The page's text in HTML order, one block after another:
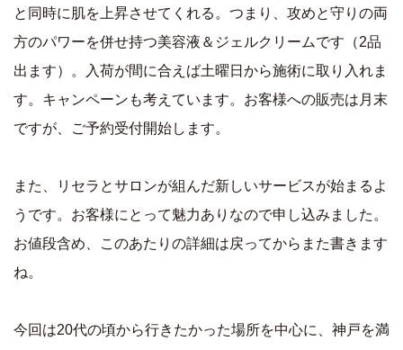
と同時に肌を上昇させてくれる。つまり、攻めと守りの両
方のパワーを併せ持つ美容液＆ジェルクリームです（2品
出ます）。入荷が間に合えば土曜日から施術に取り入れま
す。キャンペーンも考えています。お客様への販売は月末
ですが、ご予約受付開始します。
また、リセラとサロンが組んだ新しいサービスが始まるよ
うです。お客様にとって魅力ありなので申し込みました。
お値段含め、このあたりの詳細は戻ってからまた書きます
ね。
今回は20代の頃から行きたかった場所を中心に、神戸を満